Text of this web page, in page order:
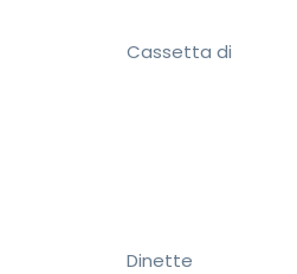
Cassetta di
Dinette